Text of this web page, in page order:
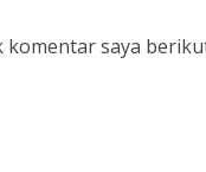
komentar saya